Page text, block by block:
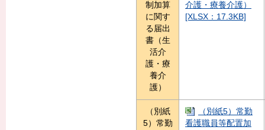
制加算
に関す
る届出
書（生
活介
護・療
養介
護）
介護・療養介護）
[XLSX：17.3KB]
（別紙
5）常勤
（別紙5）常勤
看護職員等配置加